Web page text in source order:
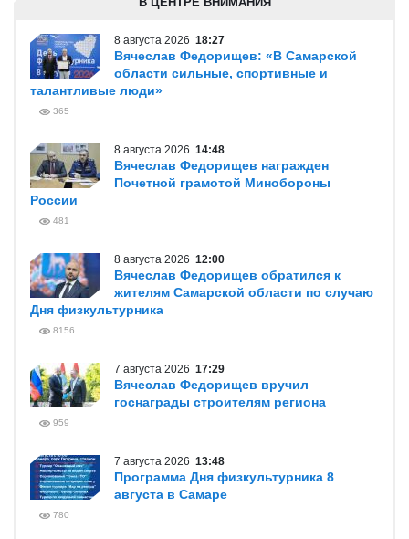
8 августа 2026 18:27
Вячеслав Федорищев: «В Самарской
области сильные, спортивные и
талантливые люди»
365
8 августа 2026 14:48
Вячеслав Федорищев награжден
Почетной грамотой Минобороны
России
481
8 августа 2026 12:00
Вячеслав Федорищев обратился к
жителям Самарской области по случаю
Дня физкультурника
8156
7 августа 2026 17:29
Вячеслав Федорищев вручил
госнаграды строителям региона
959
7 августа 2026 13:48
Программа Дня физкультурника 8
августа в Самаре
780